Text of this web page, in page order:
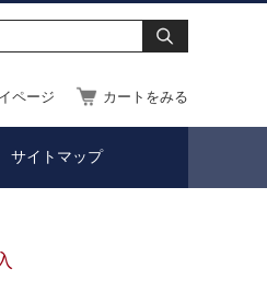
ページ カートをみる
サイトマップ